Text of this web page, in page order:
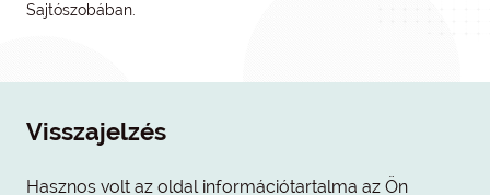
Sajtószobában.
Visszajelzés
Hasznos volt az oldal információtartalma az Ön